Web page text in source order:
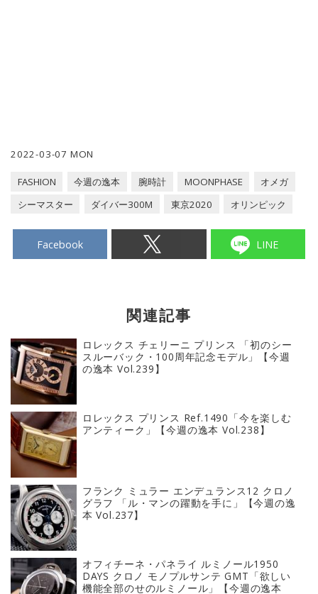
2022-03-07 MON
FASHION 今週の逸本 腕時計 MOONPHASE
オメガ
シーマスター
ダイバー300M 東京2020 オリンピック
Facebook LINE
関連記事
ロレックス チェリーニ プリンス 「初のシー
スルーバック・100周年記念モデル」【今週
の逸本 Vol.239】
ロレックス プリンス Ref.1490「今を楽しむ
アンティーク」【今週の逸本 Vol.238】
フランク ミュラー エンデュランス12 クロノ
グラフ 「ル・マンの躍動を手に」【今週の逸
本 Vol.237】
オフィチーネ・パネライ ルミノール1950
DAYS クロノ モノプルサンテ GMT「欲しい
機能全部のせのルミノール」【今週の逸本